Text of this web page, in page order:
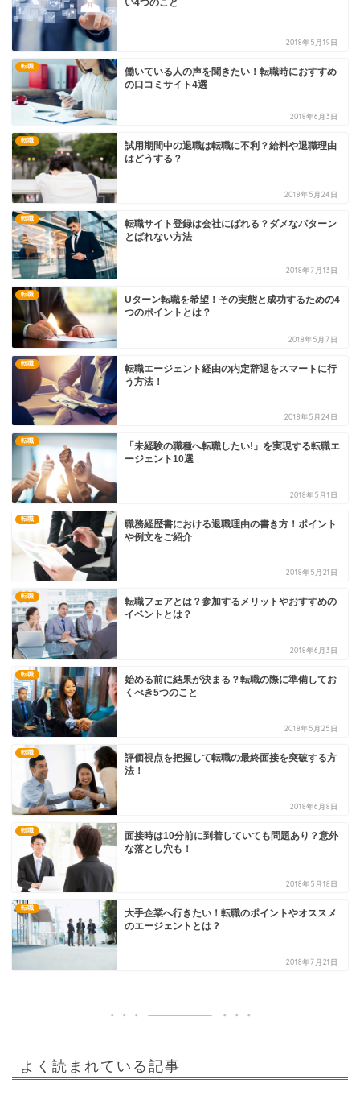
い4つのこと
2018年5月19日
転職
働いている人の声を聞きたい！転職時におすすめ
の口コミサイト4選
2018年6月3日
転職
試用期間中の退職は転職に不利？給料や退職理由
はどうする？
2018年5月24日
転職
転職サイト登録は会社にばれる？ダメなパターン
とばれない方法
2018年7月13日
転職
Uターン転職を希望！その実態と成功するための4
つのポイントとは？
2018年5月7日
転職
転職エージェント経由の内定辞退をスマートに行
う方法！
2018年5月24日
転職
「未経験の職種へ転職したい!」を実現する転職エ
ージェント10選
2018年5月1日
転職
職務経歴書における退職理由の書き方！ポイント
や例文をご紹介
2018年5月21日
転職
転職フェアとは？参加するメリットやおすすめの
イベントとは？
2018年6月3日
転職
始める前に結果が決まる？転職の際に準備してお
くべき5つのこと
2018年5月25日
転職
評価視点を把握して転職の最終面接を突破する方
法！
2018年6月8日
転職
面接時は10分前に到着していても問題あり？意外
な落とし穴も！
2018年5月18日
転職
大手企業へ行きたい！転職のポイントやオススメ
のエージェントとは？
2018年7月21日
よく読まれている記事